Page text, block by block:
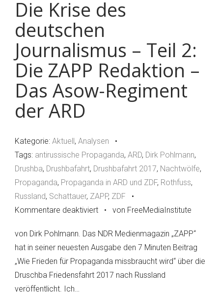
Die Krise des
deutschen
Journalismus – Teil 2:
Die ZAPP Redaktion –
Das Asow-Regiment
der ARD
Kategorie: Aktuell, Analysen •
Tags: antirussische Propaganda, ARD, Dirk Pohlmann,
Drushba, Drushbafahrt, Drushbafahrt 2017, Nachtwölfe,
Propaganda, Propaganda in ARD und ZDF, Rothfuss,
Russland, Schattauer, ZAPP, ZDF •
Kommentare deaktiviert für
Krise
des
deutschen
Journalismus
• von FreeMediaInstitute
von Dirk Pohlmann. Das NDR Medienmagazin „ZAPP“
hat in seiner neuesten Ausgabe den 7 Minuten Beitrag
„Wie Frieden für Propaganda missbraucht wird“ über die
Druschba Friedensfahrt 2017 nach Russland
veröffentlicht. Ich…